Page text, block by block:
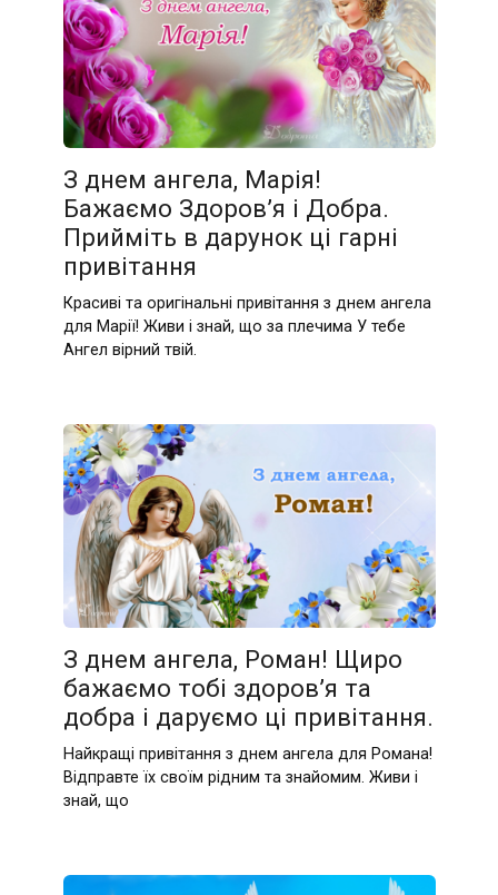
З днем ангела, Марія!
Бажаємо Здоров’я і Добра.
Прийміть в дарунок ці гарні
привітання
Красиві та оригінальні привітання з днем ангела
для Марії! Живи і знай, що за плечима У тебе
Ангел вірний твій.
З днем ангела, Роман! Щиро
бажаємо тобі здоров’я та
добра і даруємо ці привітання.
Найкращі привітання з днем ангела для Романа!
Відправте їх своїм рідним та знайомим. Живи і
знай, що